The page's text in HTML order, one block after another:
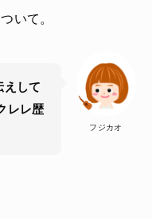
いて。
フジカオ
えして
レレ歴